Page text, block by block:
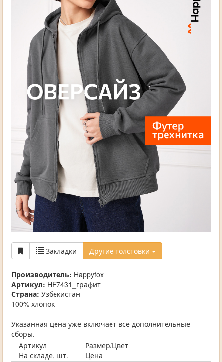
Закладки Другие толстовки
Производитель: Happyfox
Артикул: HF7431_графит
Страна: Узбекистан
100% хлопок
Указанная цена уже включает все дополнительные
сборы.
Артикул
Размер/Цвет
На складе, шт.
Цена